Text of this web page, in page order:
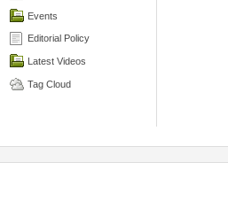
Events
Editorial Policy
Latest Videos
Tag Cloud